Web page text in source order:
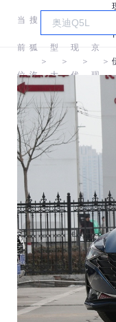
当
前
位
置:
搜
狐
汽
车
＞
车
型
大
全
＞
现
代
＞
京
现
＞